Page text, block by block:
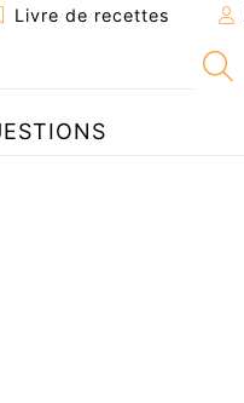
Livre de recettes